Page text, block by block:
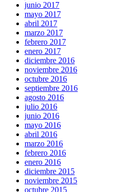
junio 2017
mayo 2017
abril 2017
marzo 2017
febrero 2017
enero 2017
diciembre 2016
noviembre 2016
octubre 2016
septiembre 2016
agosto 2016
julio 2016
junio 2016
mayo 2016
abril 2016
marzo 2016
febrero 2016
enero 2016
diciembre 2015
noviembre 2015
octubre 2015